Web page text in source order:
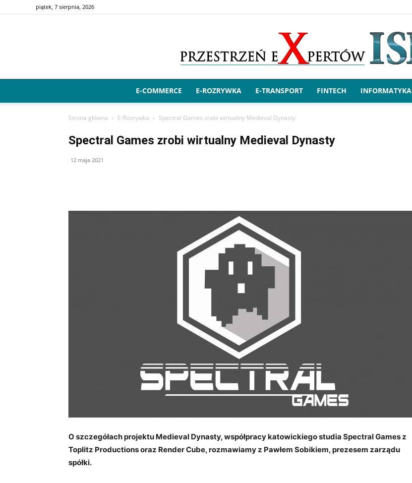
piątek, 7 sierpnia, 2026
E-COMMERCE E-ROZRYWKA E-TRANSPORT FINTECH INFORMATYKA
Strona główna E-Rozrywka Spectral Games zrobi wirtualny Medieval Dynasty
Spectral Games zrobi wirtualny Medieval Dynasty
12 maja 2021
O szczegółach projektu Medieval Dynasty, współpracy katowickiego studia Spectral Games z
Toplitz Productions oraz Render Cube, rozmawiamy z Pawłem Sobikiem, prezesem zarządu
spółki.